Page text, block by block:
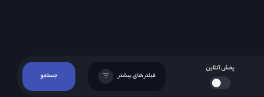
پخش آنلاین
فیلتر های بیشتر جستجو